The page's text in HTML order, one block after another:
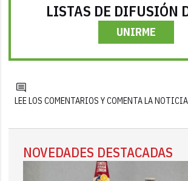
LISTAS DE DIFUSIÓN
UNIRME
LEE LOS COMENTARIOS Y COMENTA LA NOTICIA
NOVEDADES DESTACADAS